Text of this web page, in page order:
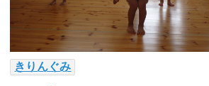
きりんぐみ